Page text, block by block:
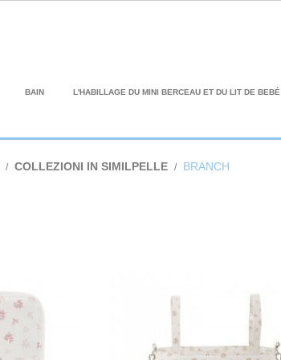
BAIN L'HABILLAGE DU MINI BERCEAU ET DU LIT DE BEBÉ
COLLEZIONI IN SIMILPELLE BRANCH